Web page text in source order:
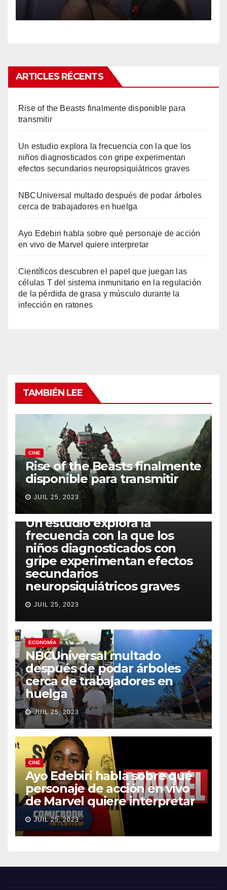
ARTICLES RÉCENTS
Rise of the Beasts finalmente disponible para
transmitir
Un estudio explora la frecuencia con la que los
niños diagnosticados con gripe experimentan
efectos secundarios neuropsiquiátricos graves
NBCUniversal multado después de podar árboles
cerca de trabajadores en huelga
Ayo Edebiri habla sobre qué personaje de acción
en vivo de Marvel quiere interpretar
Científicos descubren el papel que juegan las
células T del sistema inmunitario en la regulación
de la pérdida de grasa y músculo durante la
infección en ratones
TAMBIÉN LEE
CINE
Rise of the Beasts finalmente
disponible para transmitir
JUIL 25, 2023
Un estudio explora la
frecuencia con la que los
niños diagnosticados con
gripe experimentan efectos
secundarios
neuropsiquiátricos graves
JUIL 25, 2023
ECONOMÍA
NBCUniversal multado
después de podar árboles
cerca de trabajadores en
huelga
JUIL 25, 2023
CINE
Ayo Edebiri habla sobre qué
personaje de acción en vivo
de Marvel quiere interpretar
JUIL 25, 2023